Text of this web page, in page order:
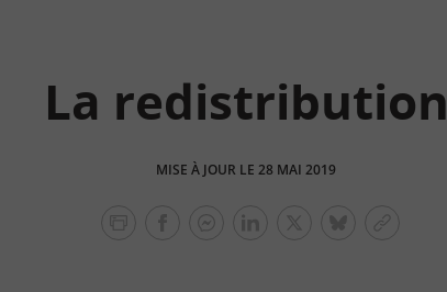
La redistribution
MISE À JOUR LE 28 MAI 2019